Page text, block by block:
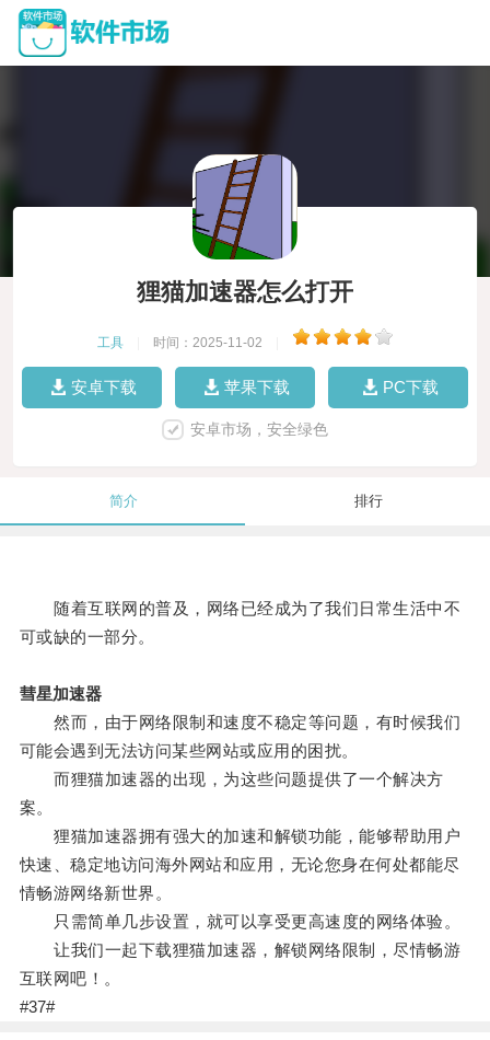
狸猫加速器怎么打开
工具 时间：2025-11-02
安卓下载 苹果下载 PC下载
安卓市场，安全绿色
简介 排行
随着互联网的普及，网络已经成为了我们日常生活中不
可或缺的一部分。
彗星加速器
然而，由于网络限制和速度不稳定等问题，有时候我们
可能会遇到无法访问某些网站或应用的困扰。
而狸猫加速器的出现，为这些问题提供了一个解决方
案。
狸猫加速器拥有强大的加速和解锁功能，能够帮助用户
快速、稳定地访问海外网站和应用，无论您身在何处都能尽
情畅游网络新世界。
只需简单几步设置，就可以享受更高速度的网络体验。
让我们一起下载狸猫加速器，解锁网络限制，尽情畅游
互联网吧！。
#37#